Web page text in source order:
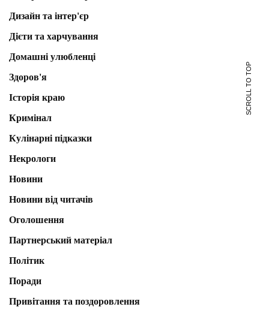
Дизайн та інтер'єр
Дієти та харчування
Домашні улюбленці
Здоров'я
Історія краю
Кримінал
Кулінарні підказки
Некрологи
Новини
Новини від читачів
Оголошення
Партнерський матеріал
Політик
Поради
Привітання та поздоровлення
SCROLL TO TOP